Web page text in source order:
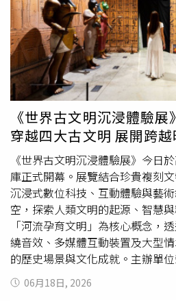
部長、國防部副部長、資訊與通
務。即便勞爾卡斯楚試圖將權力
2018年將自己從兄長手中繼承而
時60歲的迪亞斯卡內爾，巴爾德
務。他最近的職位是副總理，主
年經濟制裁，而長期面臨的能源
積極參與古巴反覆發生的停電應
他身穿軍裝，與迪亞斯卡內爾公
不必要的照明設備、降低電力需求
命的熱情」。巴爾德斯自始自終
導層以及一黨制體系，即使在國
2014年，在紀念蒙卡達兵營襲擊
爾德斯曾表示：「我們不能忘記，
為人民的團結以及他們對革命的
價維護這種團結，因為我們清楚
束。」
出現在各類文藝、戲劇場合，包
外，還有人透過判決書發現，「
科，並自認有精神相關疾病，其
定報告書、診斷證明書等。針對
遂等罪嫌，移送士林地檢署偵辦。
《世界古文明沉浸體驗
穿越四大古文明 展開跨
《世界古文明沉浸體驗展》今日
庫正式開幕。展覽結合珍貴複刻
沉浸式數位科技、互動體驗與藝
空，探索人類文明的起源、智慧
「河流孕育文明」為核心概念，
繞音效、多媒體互動裝置及大型
的歷史場景與文化成就。主辦單
只是觀看展覽，更能親身走入文
人面對自然、信仰、權力與生命
06月18日, 2026